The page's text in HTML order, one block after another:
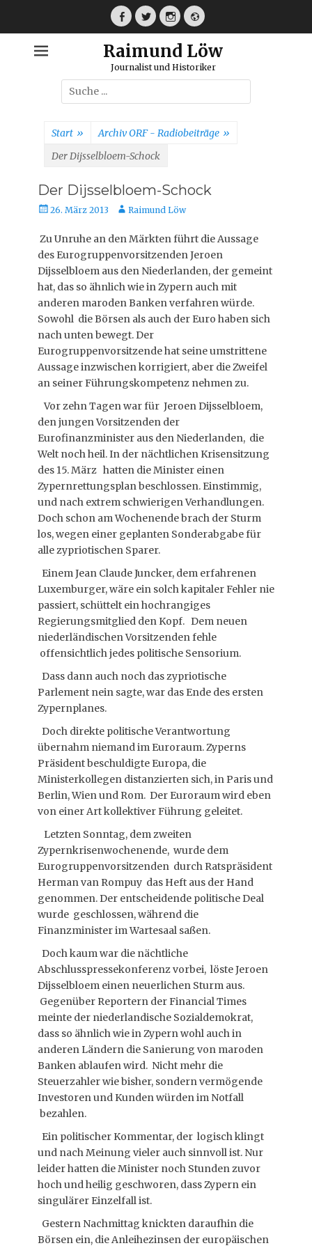
Facebook
TwitterInstagramWebseite
Raimund Löw
Journalist und Historiker
Suche
nach:
Start » Archiv ORF - Radiobeiträge »
Der Dijsselbloem-Schock
Österreich im UNO-Sicherheitsrat.
https://www.falter.at/zeitung/20260609/
kleines-land-was-nun
Veröffentlicht am Raimund Löw
Migrationsmodelle Spanien vs Dänemark
https://www.falter.at/zeitung/20260707/z
wei-modelle-fuer-migration-in-europa
Veröffentlicht am vonRaimund Löw
Sackgasse Abschiebezentren
https://www.falter.at/zeitung/20260721/
warum-abschiebezentren-keine-
loesung-sein-koennen
Der Dijsselbloem-Schock
Veröffentlicht
26. März 2013 AutorRaimund Löw
Zu Unruhe an den Märkten führt die Aussage
des Eurogruppenvorsitzenden Jeroen
Dijsselbloem aus den Niederlanden, der gemeint
hat, das so ähnlich wie in Zypern auch mit
anderen maroden Banken verfahren würde.
Sowohl die Börsen als auch der Euro haben sich
nach unten bewegt. Der
Eurogruppenvorsitzende hat seine umstrittene
Aussage inzwischen korrigiert, aber die Zweifel
an seiner Führungskompetenz nehmen zu.
Vor zehn Tagen war für Jeroen Dijsselbloem,
den jungen Vorsitzenden der
Eurofinanzminister aus den Niederlanden, die
Welt noch heil. In der nächtlichen Krisensitzung
des 15. März hatten die Minister einen
Zypernrettungsplan beschlossen. Einstimmig,
und nach extrem schwierigen Verhandlungen.
Doch schon am Wochenende brach der Sturm
los, wegen einer geplanten Sonderabgabe für
alle zypriotischen Sparer.
Einem Jean Claude Juncker, dem erfahrenen
Luxemburger, wäre ein solch kapitaler Fehler nie
passiert, schüttelt ein hochrangiges
Regierungsmitglied den Kopf. Dem neuen
niederländischen Vorsitzenden fehle
offensichtlich jedes politische Sensorium.
Dass dann auch noch das zypriotische
Parlement nein sagte, war das Ende des ersten
Zypernplanes.
Doch direkte politische Verantwortung
übernahm niemand im Euroraum. Zyperns
Präsident beschuldigte Europa, die
Ministerkollegen distanzierten sich, in Paris und
Berlin, Wien und Rom. Der Euroraum wird eben
von einer Art kollektiver Führung geleitet.
Letzten Sonntag, dem zweiten
Zypernkrisenwochenende, wurde dem
Eurogruppenvorsitzenden durch Ratspräsident
Herman van Rompuy das Heft aus der Hand
genommen. Der entscheidende politische Deal
wurde geschlossen, während die
Finanzminister im Wartesaal saßen.
Doch kaum war die nächtliche
Abschlusspressekonferenz vorbei, löste Jeroen
Dijsselbloem einen neuerlichen Sturm aus.
Gegenüber Reportern der Financial Times
meinte der niederlandische Sozialdemokrat,
dass so ähnlich wie in Zypern wohl auch in
anderen Ländern die Sanierung von maroden
Banken ablaufen wird. Nicht mehr die
Steuerzahler wie bisher, sondern vermögende
Investoren und Kunden würden im Notfall
bezahlen.
Ein politischer Kommentar, der logisch klingt
und nach Meinung vieler auch sinnvoll ist. Nur
leider hatten die Minister noch Stunden zuvor
hoch und heilig geschworen, dass Zypern ein
singulärer Einzelfall ist.
Gestern Nachmittag knickten daraufhin die
Börsen ein, die Anleihezinsen der europäischen